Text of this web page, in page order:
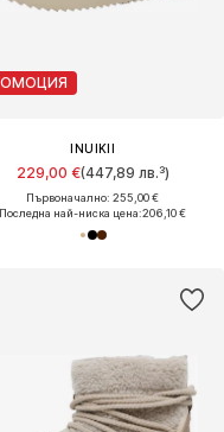
INUIKII
229,00 €(447,89 лв.³)
Първоначално: 255,00 €
Последна най-ниска цена:206,10 €